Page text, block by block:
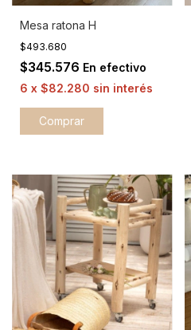
Mesa ratona H
$493.680
$345.576 En efectivo
6 x $82.280 sin interés
Comprar